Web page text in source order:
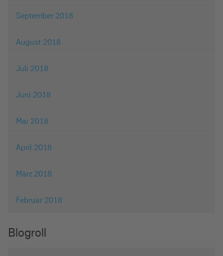
September 2018
August 2018
Juli 2018
Juni 2018
Mai 2018
April 2018
März 2018
Februar 2018
Blogroll